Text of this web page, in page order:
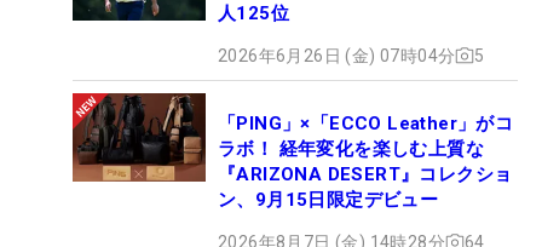
人125位
2026年6月26日 (金) 07時04分 5
「PING」×「ECCO Leather」がコ
ラボ！ 経年変化を楽しむ上質な
『ARIZONA DESERT』コレクショ
ン、9月15日限定デビュー
2026年8月7日 (金) 14時28分 64